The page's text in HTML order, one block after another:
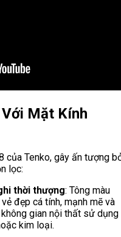
Mặt Kính
của Tenko, gây ấn tượng
lọc:
thời thượng: Tông màu
đẹp cá tính, mạnh mẽ và
gian nội thất sử dụng
kim loại.